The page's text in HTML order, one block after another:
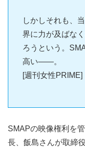
しかしそれも、
界に力が及ばな
ろうという。
高い――。
[週刊女性PRIME]
SMAPの映像権利を
長、飯島さんが取締